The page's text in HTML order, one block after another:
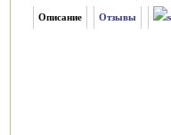
Описание Отзывы